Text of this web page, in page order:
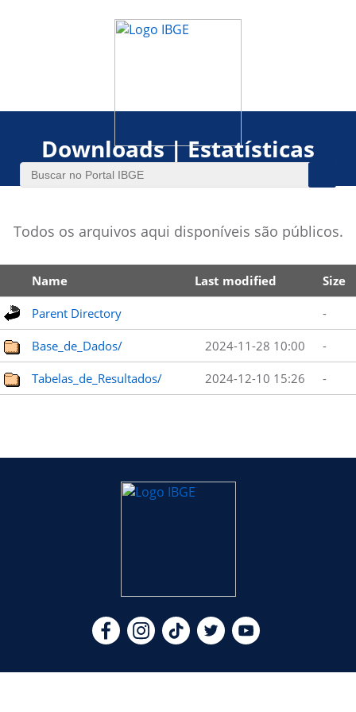
Downloads | Estatísticas
Todos os arquivos aqui disponíveis são públicos.
Name Last modified Size
Parent Directory -
Base_de_Dados/ 2024-11-28 10:00 -
Tabelas_de_Resultados/ 2024-12-10 15:26 -